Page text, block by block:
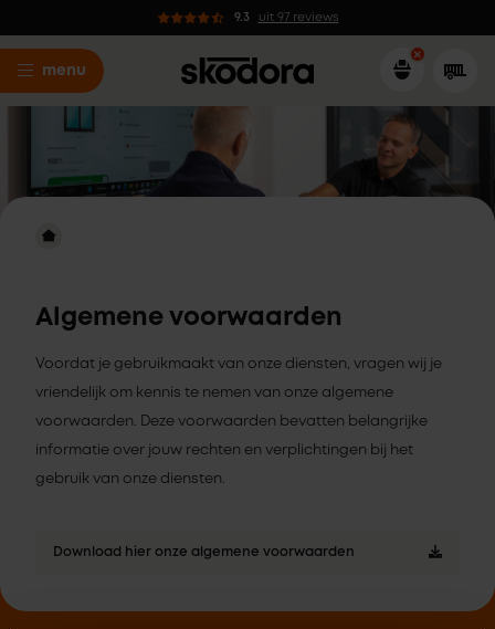
9.3 uit 97 reviews
menu
Algemene voorwaarden
Voordat je gebruikmaakt van onze diensten, vragen wij je
vriendelijk om kennis te nemen van onze algemene
voorwaarden. Deze voorwaarden bevatten belangrijke
informatie over jouw rechten en verplichtingen bij het
gebruik van onze diensten.
Download hier onze algemene voorwaarden